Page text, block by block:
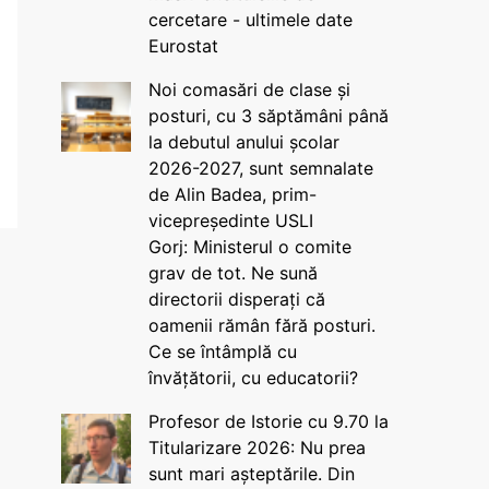
cercetare - ultimele date
Eurostat
Noi comasări de clase și
posturi, cu 3 săptămâni până
la debutul anului școlar
2026-2027, sunt semnalate
de Alin Badea, prim-
vicepreședinte USLI
Gorj: Ministerul o comite
grav de tot. Ne sună
directorii disperați că
oamenii rămân fără posturi.
Ce se întâmplă cu
învățătorii, cu educatorii?
Profesor de Istorie cu 9.70 la
Titularizare 2026: Nu prea
sunt mari așteptările. Din